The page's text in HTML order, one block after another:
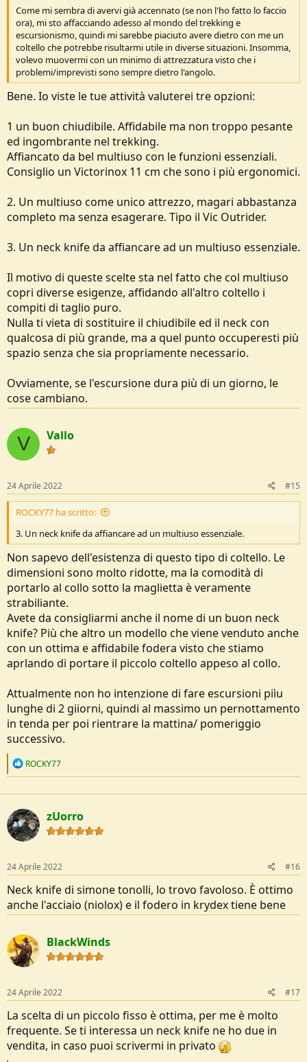
Come mi sembra di avervi già accennato (se non l'ho fatto lo faccio
ora), mi sto affacciando adesso al mondo del trekking e
escursionismo, quindi mi sarebbe piaciuto avere dietro con me un
coltello che potrebbe risultarmi utile in diverse situazioni. Insomma,
volevo muovermi con un minimo di attrezzatura visto che i
problemi/imprevisti sono sempre dietro l'angolo.
Bene. Io viste le tue attività valuterei tre opzioni:
1 un buon chiudibile. Affidabile ma non troppo pesante
ed ingombrante nel trekking.
Affiancato da bel multiuso con le funzioni essenziali.
Consiglio un Victorinox 11 cm che sono i più ergonomici.
2. Un multiuso come unico attrezzo, magari abbastanza
completo ma senza esagerare. Tipo il Vic Outrider.
3. Un neck knife da affiancare ad un multiuso essenziale.
Il motivo di queste scelte sta nel fatto che col multiuso
copri diverse esigenze, affidando all'altro coltello i
compiti di taglio puro.
Nulla ti vieta di sostituire il chiudibile ed il neck con
qualcosa di più grande, ma a quel punto occuperesti più
spazio senza che sia propriamente necessario.
Ovviamente, se l'escursione dura più di un giorno, le
cose cambiano.
V Vallo
24 Aprile 2022 #15
ROCKY77 ha scritto:
3. Un neck knife da affiancare ad un multiuso essenziale.
Non sapevo dell'esistenza di questo tipo di coltello. Le
dimensioni sono molto ridotte, ma la comodità di
portarlo al collo sotto la maglietta è veramente
strabiliante.
Avete da consigliarmi anche il nome di un buon neck
knife? Più che altro un modello che viene venduto anche
con un ottima e affidabile fodera visto che stiamo
aprlando di portare il piccolo coltello appeso al collo.
Attualmente non ho intenzione di fare escursioni piìu
lunghe di 2 giiorni, quindi al massimo un pernottamento
in tenda per poi rientrare la mattina/ pomeriggio
successivo.
R
c
t
i
o
n
ROCKY77
zUorro
24 Aprile 2022 #16
Neck knife di simone tonolli, lo trovo favoloso. È ottimo
anche l'acciaio (niolox) e il fodero in krydex tiene bene
BlackWinds
24 Aprile 2022 #17
La scelta di un piccolo fisso è ottima, per me è molto
frequente. Se ti interessa un neck knife ne ho due in
vendita, in caso puoi scrivermi in privato